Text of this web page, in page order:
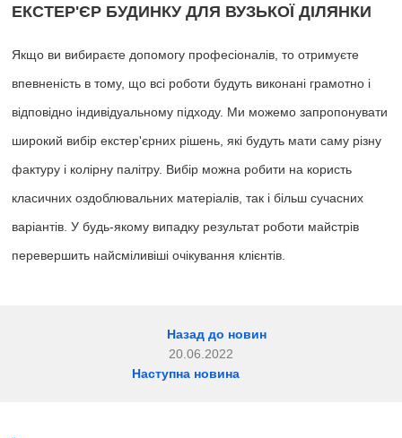
ЕКСТЕР'ЄР БУДИНКУ ДЛЯ ВУЗЬКОЇ ДІЛЯНКИ
Якщо ви вибираєте допомогу професіоналів, то отримуєте
впевненість в тому, що всі роботи будуть виконані грамотно і
відповідно індивідуальному підходу. Ми можемо запропонувати
широкий вибір екстер'єрних рішень, які будуть мати саму різну
фактуру і колірну палітру. Вибір можна робити на користь
класичних оздоблювальних матеріалів, так і більш сучасних
варіантів. У будь-якому випадку результат роботи майстрів
перевершить найсміливіші очікування клієнтів.
Назад до новин
20.06.2022
Наступна новина